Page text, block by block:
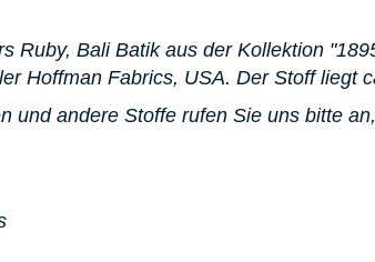
Ruby, Bali Batik aus der Kollektion
Hoffman Fabrics, USA. Der Stoff liegt
und andere Stoffe rufen Sie uns bitte an,